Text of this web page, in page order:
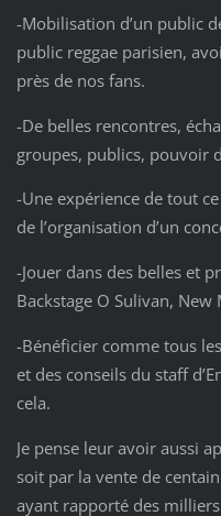
-Mobilisation d’un public
public reggae parisien,
près de nos fans.
-De belles rencontres,
groupes, publics, pouvoir
-Une expérience de tout
de l’organisation d’un
-Jouer dans des belles et
Backstage O Sulivan,
-Bénéficier comme tous
et des conseils du staff
cela.
Je pense leur avoir aussi
soit par la vente de
ayant rapporté des